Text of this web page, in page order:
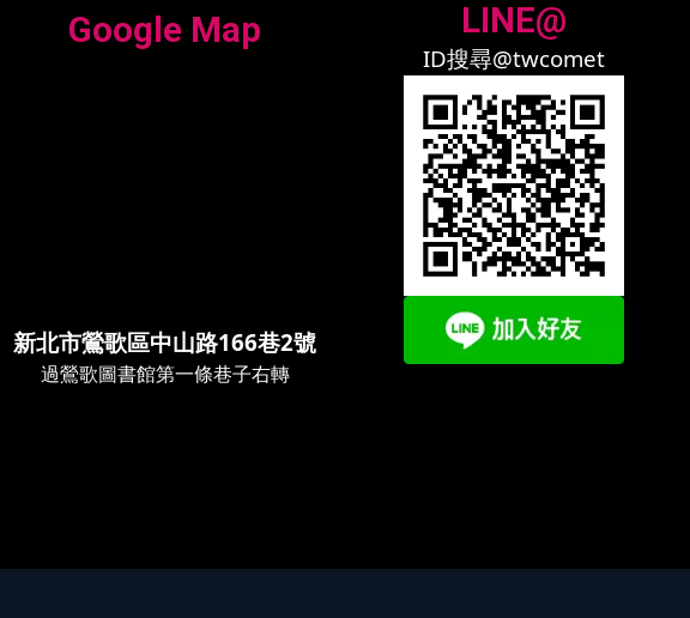
Google Map
新北市鶯歌區中山路166巷2號
過鶯歌圖書館第一條巷子右轉
LINE@
ID搜尋@twcomet